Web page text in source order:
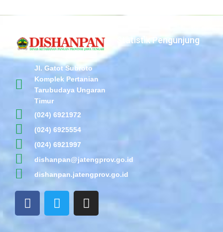
Jl. Gatot Subroto
Komplek Pertanian
Tarubudaya Ungaran
Timur
(024) 6921972
(024) 6925554
(024) 6921997
dishanpan@jatengprov.go.id
dishanpan.jatengprov.go.id
F
a
T
w
I
n
Statistik Pengunjung